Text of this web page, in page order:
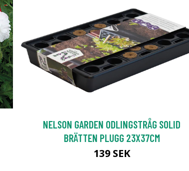
NELSON GARDEN ODLINGSTRÅG SOLID
BRÄTTEN PLUGG 23X37CM
139 SEK